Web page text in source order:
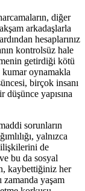
diğer
arkadaşlarla
hesaplarınız
kontrolsüz hale
getirdiği kötü
kumar oynamakla
birçok insanı
yapısına
sorunların
yalnızca
ilişkilerini de
bu da sosyal
kaybettiğiniz her
yaşam